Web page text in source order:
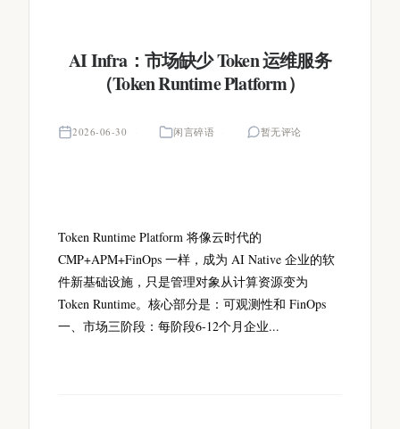
AI Infra：市场缺少 Token 运维服务
（Token Runtime Platform）
2026-06-30 闲言碎语 暂无评论
Token Runtime Platform 将像云时代的
CMP+APM+FinOps 一样，成为 AI Native 企业的软
件新基础设施，只是管理对象从计算资源变为
Token Runtime。核心部分是：可观测性和 FinOps
一、市场三阶段：每阶段6-12个月企业...